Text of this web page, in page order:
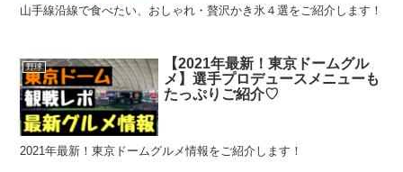
山手線沿線で食べたい、おしゃれ・贅沢かき氷４選をご紹介します！
野球
【2021年最新！東京ドームグル
メ】選手プロデュースメニューも
たっぷりご紹介♡
2021年最新！東京ドームグルメ情報をご紹介します！